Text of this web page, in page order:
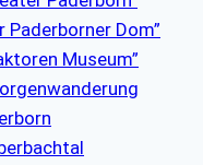
Paderborner Dom”
Museum”